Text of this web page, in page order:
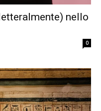
nello
0